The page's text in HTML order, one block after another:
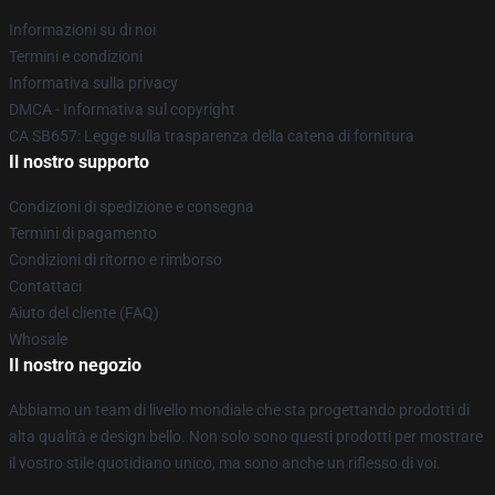
Informazioni su di noi
Termini e condizioni
Informativa sulla privacy
DMCA - Informativa sul copyright
CA SB657: Legge sulla trasparenza della catena di fornitura
Il nostro supporto
Condizioni di spedizione e consegna
Termini di pagamento
Condizioni di ritorno e rimborso
Contattaci
Aiuto del cliente (FAQ)
Whosale
Il nostro negozio
Abbiamo un team di livello mondiale che sta progettando prodotti di
alta qualità e design bello. Non solo sono questi prodotti per mostrare
il vostro stile quotidiano unico, ma sono anche un riflesso di voi.